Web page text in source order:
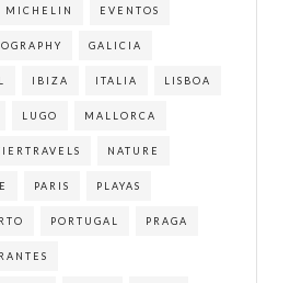
MICHELIN EVENTOS
GALICIA
IBIZA ITALIA LISBOA
LUGO MALLORCA
NATURE
PARIS PLAYAS
PORTUGAL PRAGA